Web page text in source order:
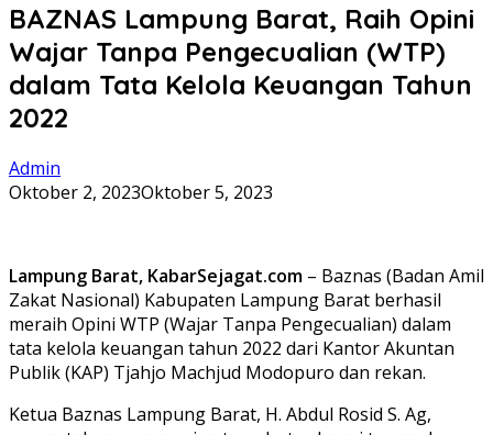
BAZNAS Lampung Barat, Raih Opini
Wajar Tanpa Pengecualian (WTP)
dalam Tata Kelola Keuangan Tahun
2022
Admin
Oktober 2, 2023Oktober 5, 2023
Lampung Barat, KabarSejagat.com – Baznas (Badan Amil
Zakat Nasional) Kabupaten Lampung Barat berhasil
meraih Opini WTP (Wajar Tanpa Pengecualian) dalam
tata kelola keuangan tahun 2022 dari Kantor Akuntan
Publik (KAP) Tjahjo Machjud Modopuro dan rekan.
Ketua Baznas Lampung Barat, H. Abdul Rosid S. Ag,